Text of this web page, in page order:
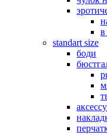
в
standart size
боди